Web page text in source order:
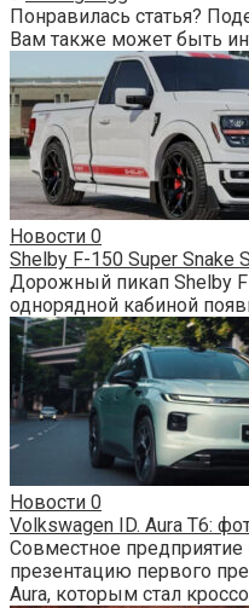
Понравилась статья?
Вам также может быть
Новости 0
Shelby F-150 Super Snake
Дорожный пикап Shelby
однорядной кабиной
Новости 0
Volkswagen ID. Aura T6:
Совместное предприятие
презентацию первого
Aura, которым стал